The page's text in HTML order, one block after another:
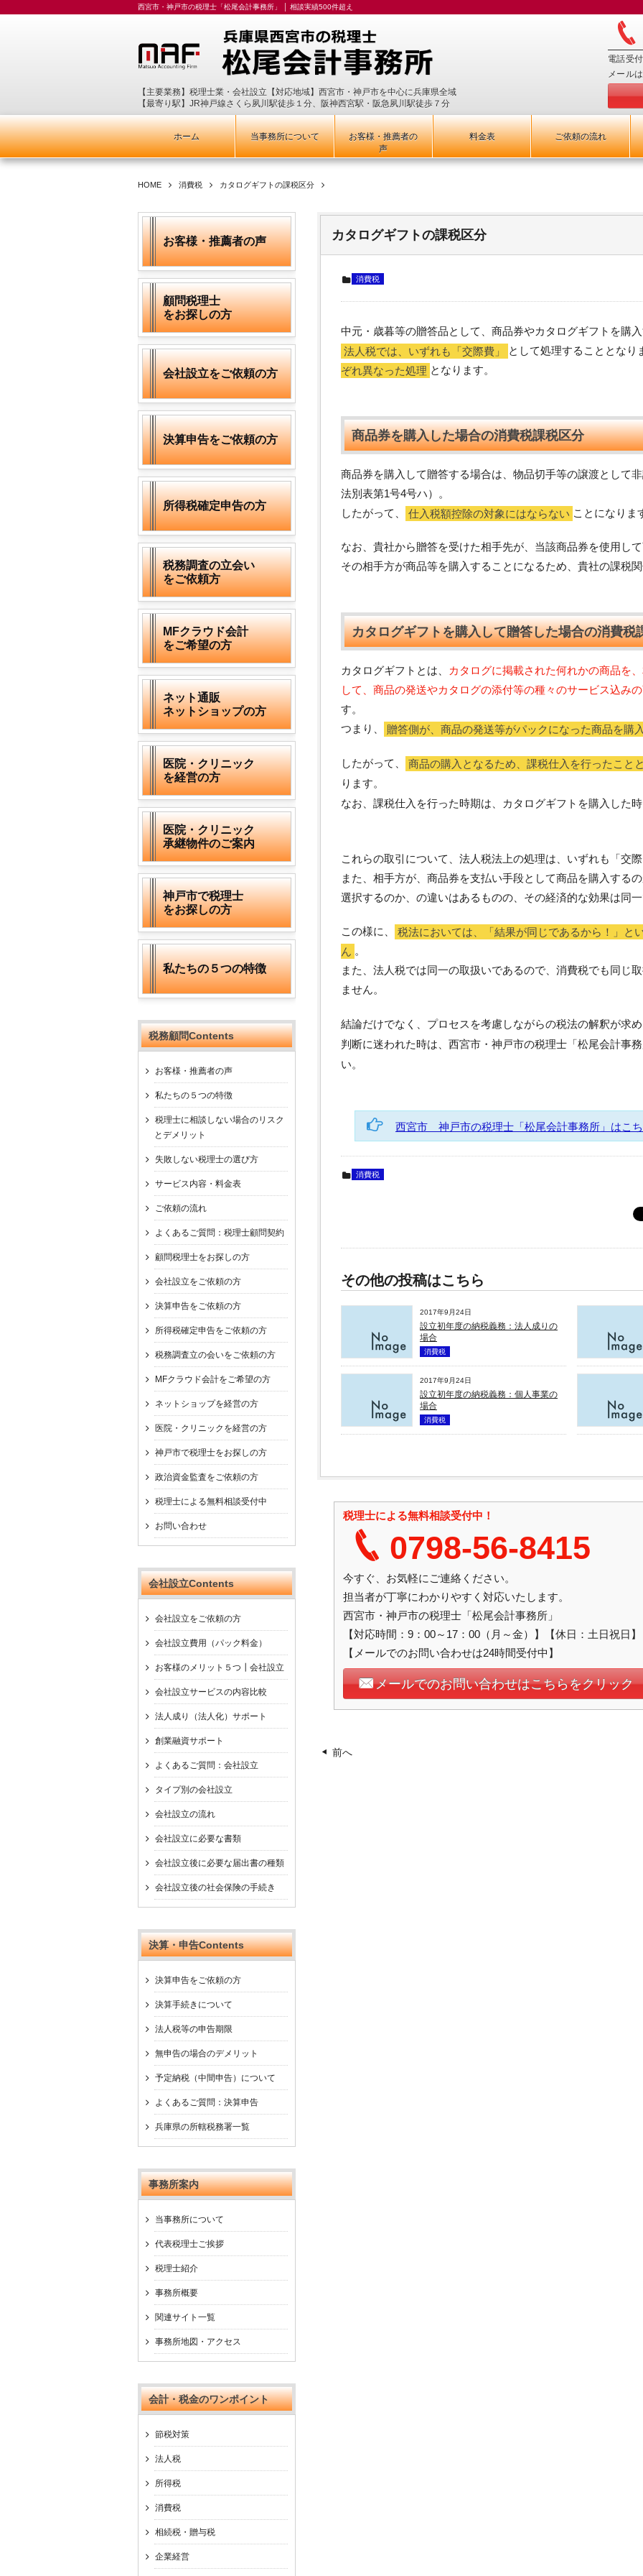
西宮市・神戸市の税理士「松尾会計事務所」 │ 相談実績500件超え
【主要業務】税理士業・会社設立【対応地域】西宮市・神戸市を中心に兵庫県全域
【最寄り駅】JR神戸線さくら夙川駅徒歩１分、阪神西宮駅・阪急夙川駅徒歩７分
電話受
メール
ホーム 当事務所について
お客様・推薦者の
声
料金表 ご依頼の流れ
HOME 消費税 カタログギフトの課税区分
カタログギフトの課税区分
消費税
中元・歳暮等の贈答品として、商品券やカタログギフトを購
法人税では、いずれも「交際費」
として処理することとなり
ぞれ異なった処理 となります。
商品券を購入した場合の消費税課税区分
商品券を購入して贈答する場合は、物品切手等の譲渡として
法別表第1号4号ハ）。
したがって、
仕入税額控除の対象にはならない ことになりま
なお、貴社から贈答を受けた相手先が、当該商品券を使用し
その相手方が商品等を購入することになるため、貴社の課税
カタログギフトを購入して贈答した場合の消費税
カタログギフトとは、
カタログに掲載された何れかの商品を
して、商品の発送やカタログの添付等の種々のサービス込み
す。
つまり、
贈答側が、商品の発送等がパックになった商品を購
したがって、
商品の購入となるため、課税仕入を行ったこと
ります。
なお、課税仕入を行った時期は、カタログギフトを購入した
これらの取引について、法人税法上の処理は、いずれも「交
また、相手方が、商品券を支払い手段として商品を購入する
選択するのか、の違いはあるものの、その経済的な効果は同
この様に、
税法においては、「結果が同じであるから！」と
ん
。
また、法人税では同一の取扱いであるので、消費税でも同じ
ません。
結論だけでなく、プロセスを考慮しながらの税法の解釈が求
判断に迷われた時は、西宮市・神戸市の税理士「松尾会計事
い。
西宮市 神戸市の税理士「松尾会計事務所」はこ
消費税
その他の投稿はこちら
2017年9月24日
設立初年度の納税義務：法人成りの
場合
消費税
2017年9月24日
設立初年度の納税義務：個人事業の
場合
消費税
税理士による無料相談受付中！
0798-56-8415
今すぐ、お気軽にご連絡ください。
担当者が丁寧にわかりやすく対応いたします。
西宮市・神戸市の税理士「松尾会計事務所」
【対応時間：9：00～17：00（月～金）】【休日：土日祝日】
【メールでのお問い合わせは24時間受付中】
メールでのお問い合わせはこちらをクリック
前へ
お客様・推薦者の声
顧問税理士
をお探しの方
会社設立をご依頼の方
決算申告をご依頼の方
所得税確定申告の方
税務調査の立会い
をご依頼方
MFクラウド会計
をご希望の方
ネット通販
ネットショップの方
医院・クリニック
を経営の方
医院・クリニック
承継物件のご案内
神戸市で税理士
をお探しの方
私たちの５つの特徴
税務顧問Contents
お客様・推薦者の声
私たちの５つの特徴
税理士に相談しない場合のリスク
とデメリット
失敗しない税理士の選び方
サービス内容・料金表
ご依頼の流れ
よくあるご質問：税理士顧問契約
顧問税理士をお探しの方
会社設立をご依頼の方
決算申告をご依頼の方
所得税確定申告をご依頼の方
税務調査立の会いをご依頼の方
MFクラウド会計をご希望の方
ネットショップを経営の方
医院・クリニックを経営の方
神戸市で税理士をお探しの方
政治資金監査をご依頼の方
税理士による無料相談受付中
お問い合わせ
会社設立Contents
会社設立をご依頼の方
会社設立費用（パック料金）
お客様のメリット５つ┃会社設立
会社設立サービスの内容比較
法人成り（法人化）サポート
創業融資サポート
よくあるご質問：会社設立
タイプ別の会社設立
会社設立の流れ
会社設立に必要な書類
会社設立後に必要な届出書の種類
会社設立後の社会保険の手続き
決算・申告Contents
決算申告をご依頼の方
決算手続きについて
法人税等の申告期限
無申告の場合のデメリット
予定納税（中間申告）について
よくあるご質問：決算申告
兵庫県の所轄税務署一覧
事務所案内
当事務所について
代表税理士ご挨拶
税理士紹介
事務所概要
関連サイト一覧
事務所地図・アクセス
会計・税金のワンポイント
節税対策
法人税
所得税
消費税
相続税・贈与税
企業経営